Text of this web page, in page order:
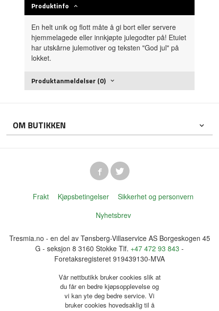
Produktinfo
En helt unik og flott måte å gi bort eller servere
hjemmelagede eller innkjøpte julegodter på! Etuiet
har utskårne julemotiver og teksten "God jul" på
lokket.
Produktanmeldelser (0)
OM BUTIKKEN
Frakt Kjøpsbetingelser
Sikkerhet og personvern
Nyhetsbrev
Tresmia.no - en del av Tønsberg-Villaservice AS Borgeskogen 45
G - seksjon 8 3160 Stokke Tlf. +47 472 93 843 -
Foretaksregisteret 919439130-MVA
Vår nettbutikk bruker cookies slik at
du får en bedre kjøpsopplevelse og
vi kan yte deg bedre service. Vi
bruker cookies hovedsaklig til å